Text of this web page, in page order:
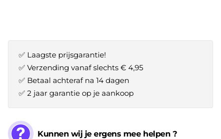
✅ Laagste prijsgarantie!
✅ Verzending vanaf slechts € 4,95
✅ Betaal achteraf na 14 dagen
✅ 2 jaar garantie op je aankoop
Kunnen wij je ergens mee helpen ?